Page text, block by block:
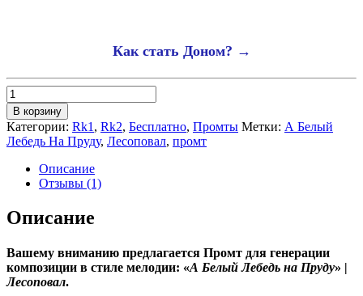
Как стать Доном? →
Количество
товара
Промт
в
стиле
Белый
Лебедь
на
Пруду
Лесоповал
В корзину
Категории: Rk1 , Rk2, Бесплатно, Промты Метки: А Белый
Лебедь На Пруду, Лесоповал, промт
Описание
Отзывы (1)
Описание
Вашему вниманию предлагается Промт для генерации
композиции в стиле мелодии: «А Белый Лебедь на Пруду» |
Лесоповал.